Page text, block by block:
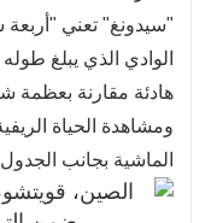
"سيدونغ" تعني "أربعة
هادئة مقارنة بعظمة
ومشاهدة الحياة
الماشية بجانب